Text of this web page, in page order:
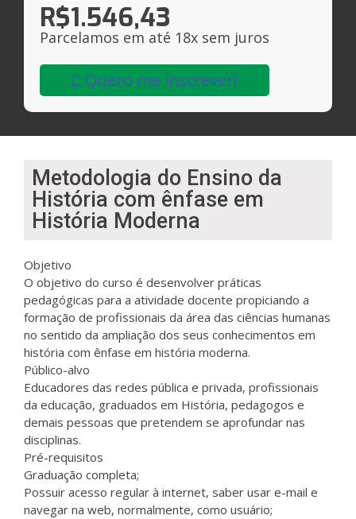
R$1.546,43
Parcelamos em até 18x sem juros
Quero me inscrever!
Metodologia do Ensino da
História com ênfase em
História Moderna
Objetivo
O objetivo do curso é desenvolver práticas
pedagógicas para a atividade docente propiciando a
formação de profissionais da área das ciências humanas
no sentido da ampliação dos seus conhecimentos em
história com ênfase em história moderna.
Público-alvo
Educadores das redes pública e privada, profissionais
da educação, graduados em História, pedagogos e
demais pessoas que pretendem se aprofundar nas
disciplinas.
Pré-requisitos
Graduação completa;
Possuir acesso regular à internet, saber usar e-mail e
navegar na web, normalmente, como usuário;